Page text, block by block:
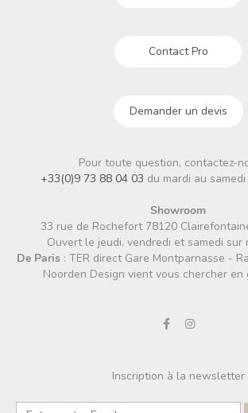
Contact Pro
Demander un devis
Pour toute question, contactez-
+33(0)9 73 88 04 03 du mardi au
Showroom
33 rue de Rochefort 78120
Ouvert le jeudi, vendredi et samedi sur
De Paris : TER direct Gare Montparnasse -
Noorden Design vient vous chercher en
Inscription à la newsletter